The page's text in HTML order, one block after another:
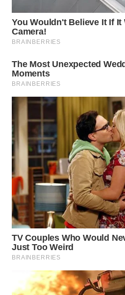
WN
TAPANULI
TENGAH
WN DELI
SERDANG
TEBING
TINGGI
WN
PAKPAK
WN
KARAWANG
WN
BEKASI
BOGOR